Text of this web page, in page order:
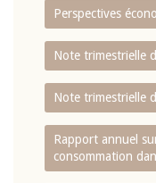
Perspectives
Note trimestrielle
Note trimestrielle
Rapport annuel
consommation